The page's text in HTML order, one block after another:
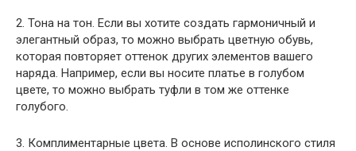
2. Тона на тон. Если вы хотите создать гармоничный и
элегантный образ, то можно выбрать цветную обувь,
которая повторяет оттенок других элементов вашего
наряда. Например, если вы носите платье в голубом
цвете, то можно выбрать туфли в том же оттенке
голубого.
3. Комплиментарные цвета. В основе исполинского стиля